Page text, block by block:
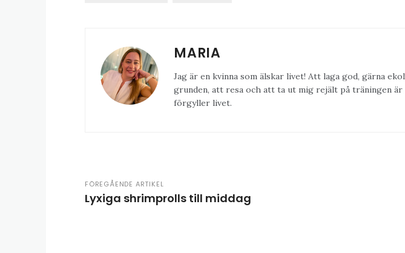
MARIA
Jag är en kvinna som älskar livet! Att laga god, gärna
grunden, att resa och att ta ut mig rejält på träningen
förgyller livet.
FÖREGÅENDE ARTIKEL
Lyxiga shrimprolls till middag